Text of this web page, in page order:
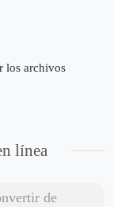
los archivos
línea
de